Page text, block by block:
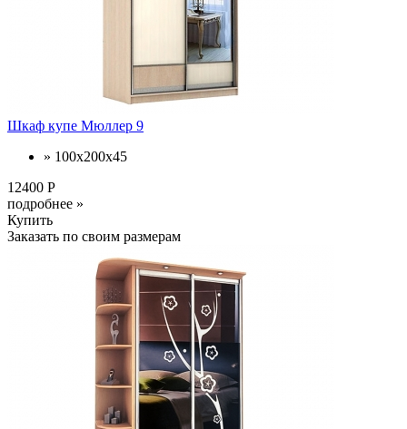
Шкаф купе Мюллер 9
» 100х200х45
12400 Р
подробнее »
Купить
Заказать по своим размерам